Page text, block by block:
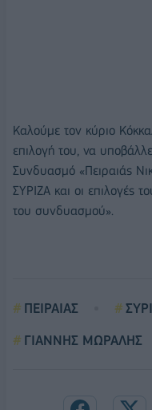
Καλούμε τον κύριο
επιλογή του, να
Συνδυασμό «Πειραιάς
ΣΥΡΙΖΑ και οι επιλογές
του συνδυασμού».
ΠΕΙΡΑΙΑΣ
ΓΙΑΝΝΗΣ ΜΩΡΑΛΗΣ